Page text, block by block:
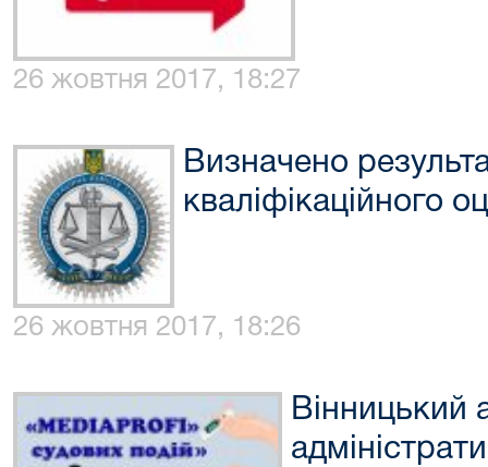
26 жовтня 2017, 18:27
Визначено
кваліфікаційного
26 жовтня 2017, 18:26
Вінницький